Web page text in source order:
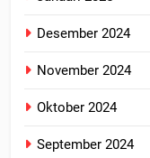
Desember 2024
November 2024
Oktober 2024
September 2024